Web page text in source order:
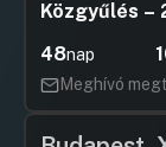
Közgyűlés –
48nap
Meghívó